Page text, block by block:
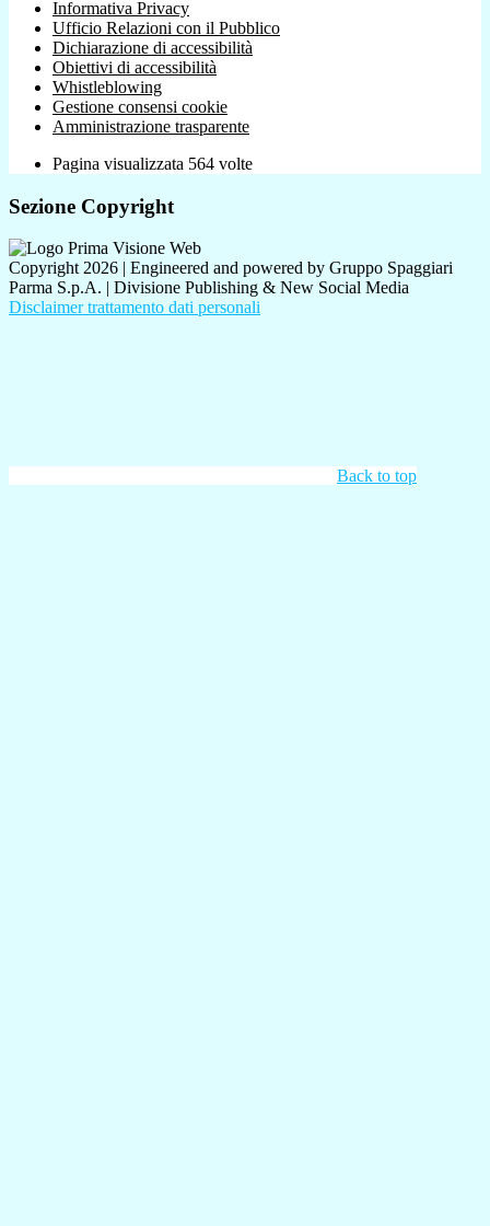
Informativa Privacy
Ufficio Relazioni con il Pubblico
Dichiarazione di accessibilità
Obiettivi di accessibilità
Whistleblowing
Gestione consensi cookie
Amministrazione trasparente
Pagina visualizzata 564 volte
Sezione Copyright
Copyright 2026 | Engineered and powered by Gruppo Spaggiari
Parma S.p.A. | Divisione Publishing & New Social Media
Disclaimer trattamento dati personali
Back to top